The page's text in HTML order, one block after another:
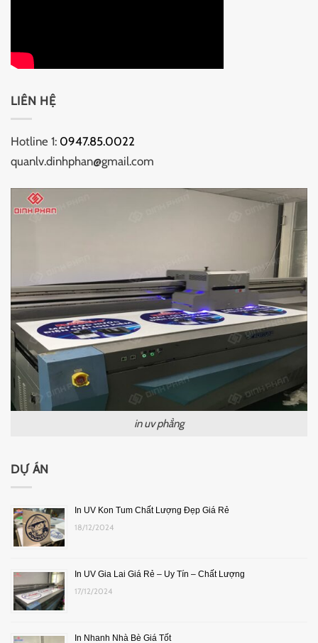
LIÊN HỆ
Hotline 1: 0947.85.0022
quanlv.dinhphan@gmail.com
in uv phẳng
DỰ ÁN
In UV Kon Tum Chất Lượng Đẹp Giá Rẻ
18/12/2024
In UV Gia Lai Giá Rẻ – Uy Tín – Chất Lượng
17/12/2024
In Nhanh Nhà Bè Giá Tốt